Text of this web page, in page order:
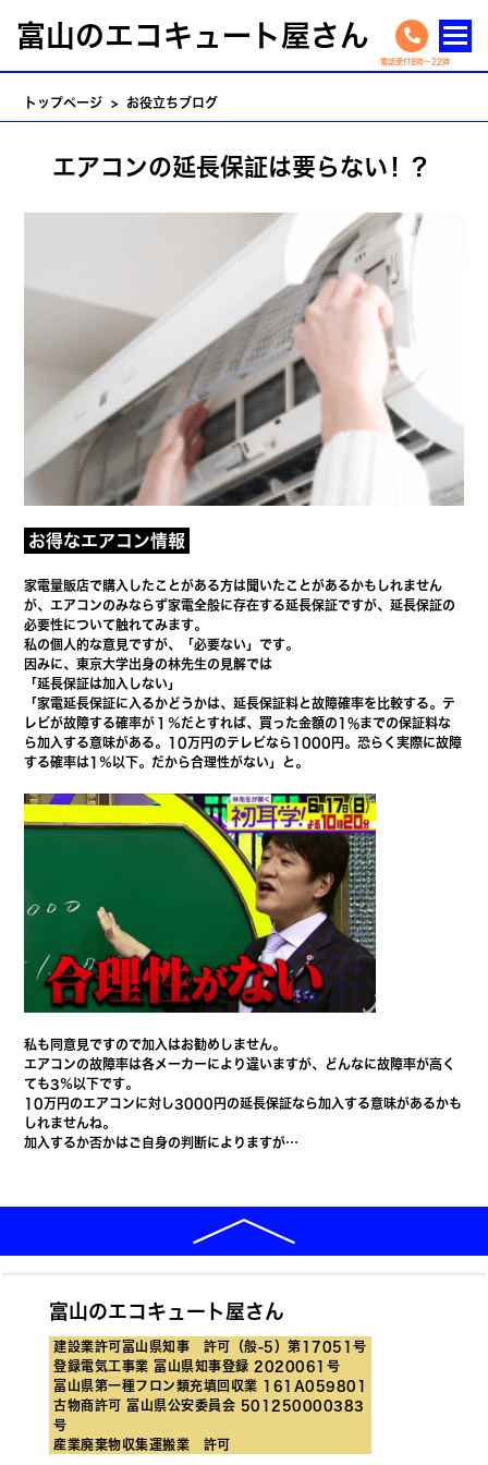
富山のエコキュート屋さん
トップページ > お役立ちブログ
エアコンの延長保証は要らない！？
お得なエアコン情報
家電量販店で購入したことがある方は聞いたことがあるかもしれません
が、エアコンのみならず家電全般に存在する延長保証ですが、延長保証の
必要性について触れてみます。
私の個人的な意見ですが、「必要ない」です。
因みに、東京大学出身の林先生の見解では
「延長保証は加入しない」
「家電延長保証に入るかどうかは、延長保証料と故障確率を比較する。テ
レビが故障する確率が１％だとすれば、買った金額の1%までの保証料な
ら加入する意味がある。10万円のテレビなら1000円。恐らく実際に故障
する確率は1％以下。だから合理性がない」と。
私も同意見ですので加入はお勧めしません。
エアコンの故障率は各メーカーにより違いますが、どんなに故障率が高く
ても3％以下です。
10万円のエアコンに対し3000円の延長保証なら加入する意味があるかも
しれませんね。
加入するか否かはご自身の判断によりますが…
富山のエコキュート屋さん
建設業許可富山県知事 許可（般-5）第17051号
登録電気工事業 富山県知事登録 2020061号
富山県第一種フロン類充填回収業 161A059801
古物商許可 富山県公安委員会 501250000383
号
産業廃棄物収集運搬業 許可